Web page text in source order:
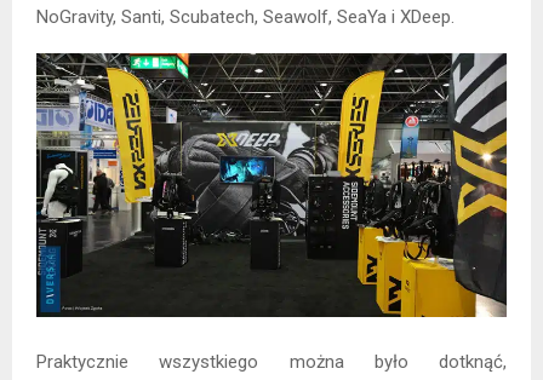
NoGravity, Santi, Scubatech, Seawolf, SeaYa i XDeep.
Praktycznie wszystkiego można było dotknąć,